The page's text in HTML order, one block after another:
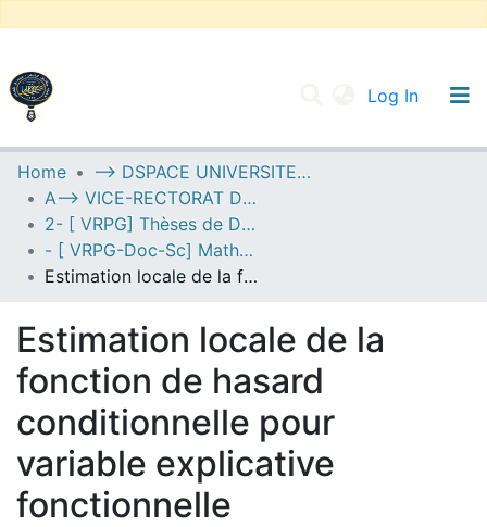
Log In
UNIVERSITY OF D.L SIDI BEL ABBES
Communities & Collections
All of DSpace
Statistics
Home
--> DSPACE UNIVERSITE DJILALLI LIABES DE SIDI BEL ABBES
A--> VICE-RECTORAT DE LA POST-GRADUATION
2- [ VRPG] Thèses de Doctorat en Sciences
- [ VRPG-Doc-Sc] Mathématiques --- رياضيات
Estimation locale de la fonction de hasard conditionnelle pour variable explicative fonctionnelle
Estimation locale de la
fonction de hasard
conditionnelle pour
variable explicative
fonctionnelle